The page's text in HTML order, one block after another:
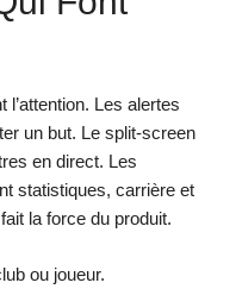
l’attention. Les alertes
un but. Le split-screen
en direct. Les
statistiques, carrière et
la force du produit.
ou joueur.